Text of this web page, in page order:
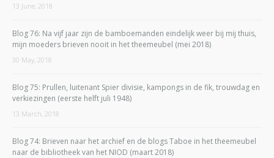
13 June, 2018
Blog 76: Na vijf jaar zijn de bamboemanden eindelijk weer bij mij thuis,
mijn moeders brieven nooit in het theemeubel (mei 2018)
30 May, 2018
Blog 75: Prullen, luitenant Spier divisie, kampongs in de fik, trouwdag en
verkiezingen (eerste helft juli 1948)
13 March, 2018
Blog 74: Brieven naar het archief en de blogs Taboe in het theemeubel
naar de bibliotheek van het NIOD (maart 2018)